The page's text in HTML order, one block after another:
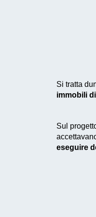
Si tratta
immobili
Sul
eseguire